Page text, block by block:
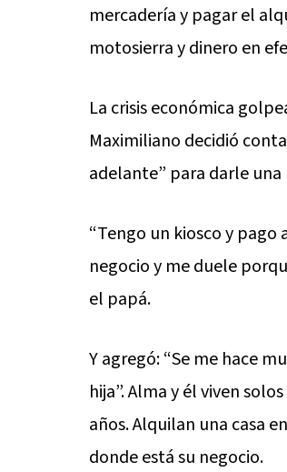
mercadería y pagar el
motosierra y dinero en
La crisis económica
Maximiliano decidió
adelante” para darle una
“Tengo un kiosco y
negocio y me duele
el papá.
Y agregó: “Se me hace
hija”. Alma y él viven
años. Alquilan una casa
donde está su negocio.